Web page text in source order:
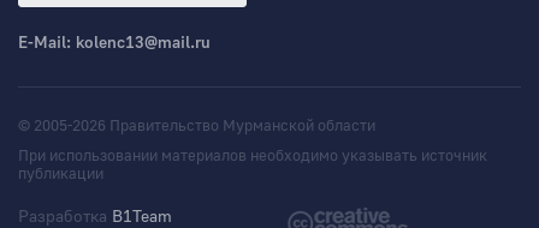
E-Mail: kolenc13@mail.ru
© 2005-2026 Правительство Мурманской области
При использовании материалов необходимо указывать источник
публикации
Разработка B1Team